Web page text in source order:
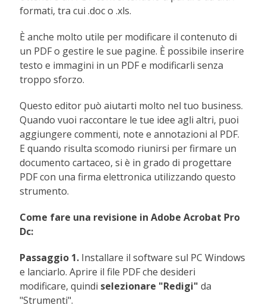
formati, tra cui .doc o .xls.
È anche molto utile per modificare il contenuto di
un PDF o gestire le sue pagine. È possibile inserire
testo e immagini in un PDF e modificarli senza
troppo sforzo.
Questo editor può aiutarti molto nel tuo business.
Quando vuoi raccontare le tue idee agli altri, puoi
aggiungere commenti, note e annotazioni al PDF.
E quando risulta scomodo riunirsi per firmare un
documento cartaceo, si è in grado di progettare
PDF con una firma elettronica utilizzando questo
strumento.
Come fare una revisione in Adobe Acrobat Pro
Dc:
Passaggio 1. Installare il software sul PC Windows
e lanciarlo. Aprire il file PDF che desideri
modificare, quindi selezionare "Redigi"da
"Strumenti".